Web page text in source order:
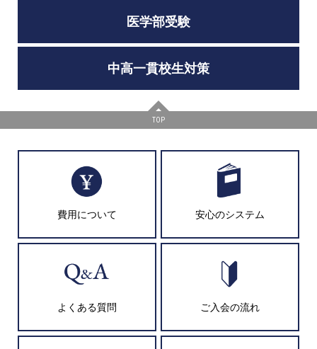
医学部受験
中高一貫校生対策
TOP
費用について 安心のシステム
よくある質問 ご入会の流れ